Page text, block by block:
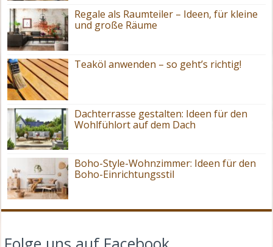
Regale als Raumteiler – Ideen, für kleine
und große Räume
Teaköl anwenden – so geht’s richtig!
Dachterrasse gestalten: Ideen für den
Wohlfühlort auf dem Dach
Boho-Style-Wohnzimmer: Ideen für den
Boho-Einrichtungsstil